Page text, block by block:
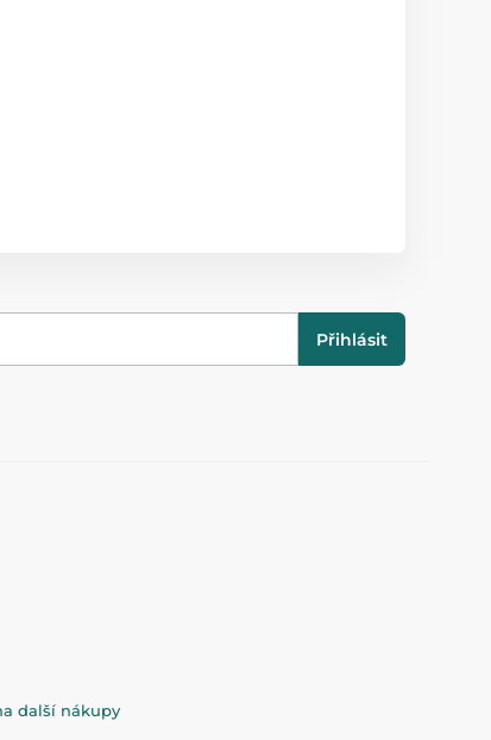
Přihlásit
další nákupy